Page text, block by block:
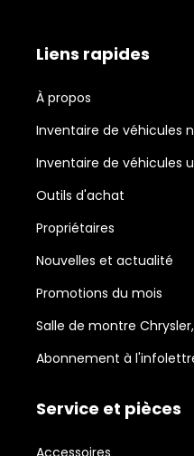
Liens rapides
À propos
Inventaire de véhicules
Inventaire de véhicules
Outils d'achat
Propriétaires
Nouvelles et actualité
Promotions du mois
Salle de montre
Abonnement à
Service et pièces